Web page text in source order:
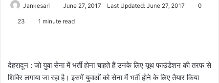
Jankesari June 27, 2017 Last Updated: June 27, 2017 0
23 1 minute read
देहरादून : जो युवा सेना में भर्ती होना चाहते हैं उनके लिए यूथ फाउंडेशन की तरफ से
शिविर लगाया जा रहा है। इसमें युवाओं को सेना में भर्ती होने के लिए तैयार किया